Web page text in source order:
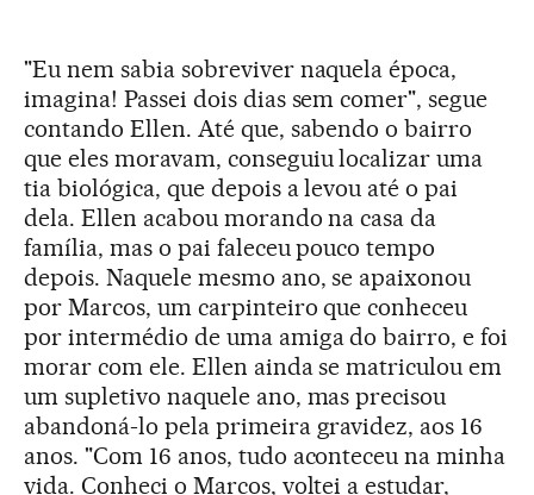
"Eu nem sabia sobreviver naquela época,
imagina! Passei dois dias sem comer", segue
contando Ellen. Até que, sabendo o bairro
que eles moravam, conseguiu localizar uma
tia biológica, que depois a levou até o pai
dela. Ellen acabou morando na casa da
família, mas o pai faleceu pouco tempo
depois. Naquele mesmo ano, se apaixonou
por Marcos, um carpinteiro que conheceu
por intermédio de uma amiga do bairro, e foi
morar com ele. Ellen ainda se matriculou em
um supletivo naquele ano, mas precisou
abandoná-lo pela primeira gravidez, aos 16
anos. "Com 16 anos, tudo aconteceu na minha
vida. Conheci o Marcos, voltei a estudar,